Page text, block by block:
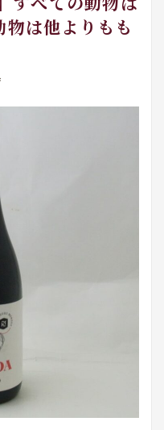
すべての動物は
は他よりもも